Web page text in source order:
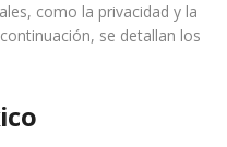
como la privacidad y la
se detallan los